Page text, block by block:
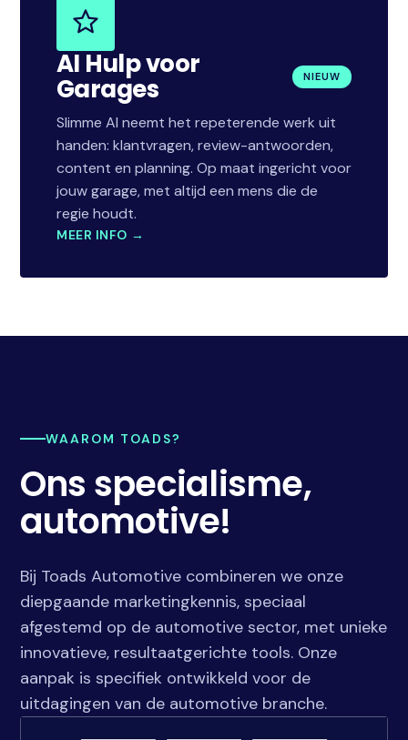
AI Hulp voor
Garages NIEUW
Slimme AI neemt het repeterende werk uit
handen: klantvragen, review-antwoorden,
content en planning. Op maat ingericht voor
jouw garage, met altijd een mens die de
regie houdt.
MEER INFO →
WAAROM TOADS?
Ons specialisme,
automotive!
Bij Toads Automotive combineren we onze
diepgaande marketingkennis, speciaal
afgestemd op de automotive sector, met unieke
innovatieve, resultaatgerichte tools. Onze
aanpak is specifiek ontwikkeld voor de
uitdagingen van de automotive branche.